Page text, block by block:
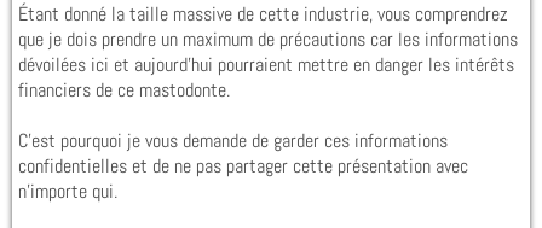
Étant donné la taille massive de cette industrie, vous comprendrez
que je dois prendre un maximum de précautions car les informations
dévoilées ici et aujourd’hui pourraient mettre en danger les intérêts
financiers de ce mastodonte.
C’est pourquoi je vous demande de garder ces informations
confidentielles et de ne pas partager cette présentation avec
n’importe qui.